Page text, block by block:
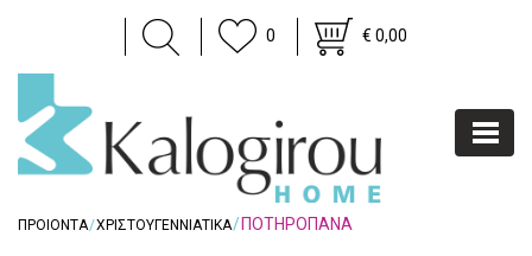
0 € 0,00
ΠΡΟΙΟΝΤΑ ΧΡΙΣΤΟΥΓΕΝΝΙΑΤΙΚΑ ΠΟΤΗΡΟΠΑΝΑ